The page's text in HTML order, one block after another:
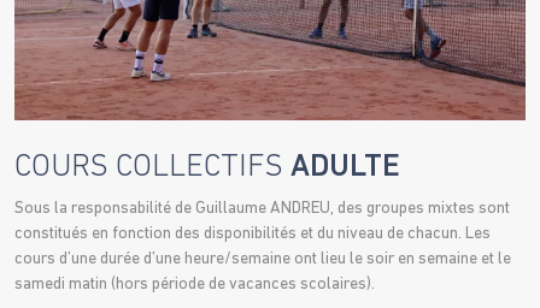
COURS COLLECTIFS ADULTE
Sous la responsabilité de Guillaume ANDREU, des groupes mixtes sont
constitués en fonction des disponibilités et du niveau de chacun. Les
cours d’une durée d’une heure/semaine ont lieu le soir en semaine et le
samedi matin (hors période de vacances scolaires).